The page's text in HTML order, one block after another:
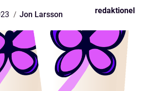
Jon Larsson redaktionel